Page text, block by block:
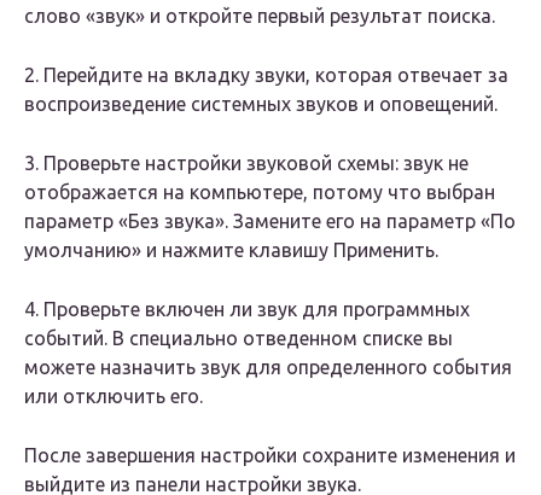
слово «звук» и откройте первый результат поиска.
2. Перейдите на вкладку звуки, которая отвечает за
воспроизведение системных звуков и оповещений.
3. Проверьте настройки звуковой схемы: звук не
отображается на компьютере, потому что выбран
параметр «Без звука». Замените его на параметр «По
умолчанию» и нажмите клавишу Применить.
4. Проверьте включен ли звук для программных
событий. В специально отведенном списке вы
можете назначить звук для определенного события
или отключить его.
После завершения настройки сохраните изменения и
выйдите из панели настройки звука.